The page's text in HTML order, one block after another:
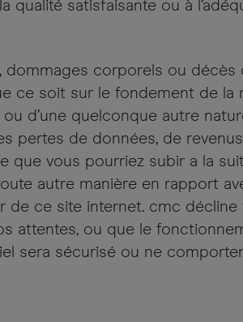
qualité satisfaisante ou à
dommages corporels ou
ce soit sur le fondement de
d’une quelconque autre
pertes de données, de
vous pourriez subir a la
autre manière en rapport
de ce site internet. cmc
attentes, ou que le
sera sécurisé ou ne